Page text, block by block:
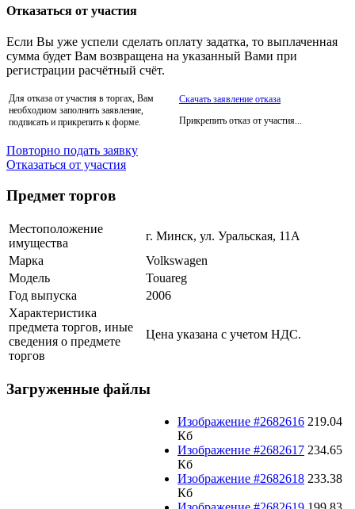
Отказаться от участия
Если Вы уже успели сделать оплату задатка, то выплаченная
сумма будет Вам возвращена на указанный Вами при
регистрации расчётный счёт.
Для отказа от участия в торгах, Вам
необходиом заполнить заявление,
подписать и прикрепить к форме.
Скачать заявление отказа
Прикрепить отказ от участия...
Повторно подать заявку
Отказаться от участия
Предмет торгов
Местоположение
имущества
г. Минск, ул. Уральская, 11А
Марка
Volkswagen
Модель
Touareg
Год выпуска
2006
Характеристика
предмета торгов, иные
сведения о предмете
торгов
Цена указана с учетом НДС.
Загруженные файлы
Изображение #2682616 219.04
Кб
Изображение #2682617 234.65
Кб
Изображение #2682618 233.38
Кб